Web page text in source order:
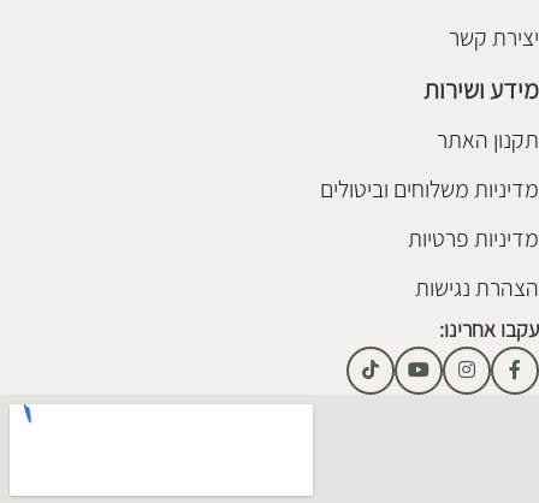
יצירת קשר
מידע ושירות
תקנון האתר
מדיניות משלוחים וביטולים
מדיניות פרטיות
הצהרת נגישות
עקבו אחרינו: